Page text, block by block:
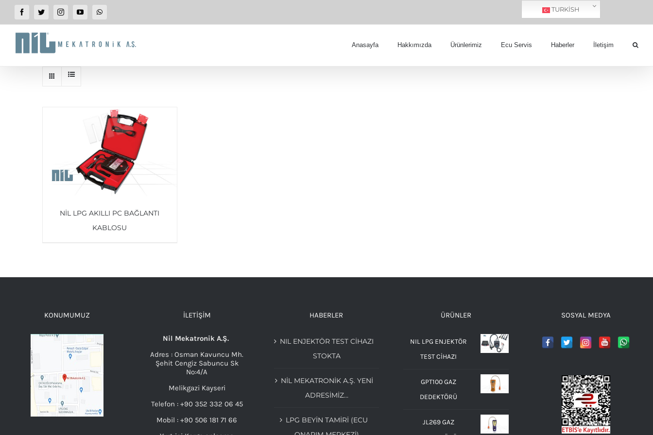
SKIP
CONTENT
FacebookTwitterInstagramYouTubeWhatsApp
Anasayfa Hakkımızda Ürünlerimiz Ecu Servis Haberler İletişim
NİL LPG AKILLI PC BAĞLANTI
KABLOSU
KONUMUMUZ İLETIŞIM
Nil Mekatronik A.Ş.
Adres : Osman Kavuncu Mh.
Şehit Cengiz Sabuncu Sk
No:4/A
Melikgazi Kayseri
Telefon : +90 352 332 06 45
Mobil : +90 506 181 71 66
HABERLER
NIL ENJEKTÖR TEST CİHAZI
STOKTA
NIL MEKATRONIK A.Ş. YENI
ADRESIMIZ…
LPG BEYIN TAMIRI (ECU
ÜRÜNLER
NIL LPG ENJEKTÖR
TEST CİHAZI
GPT100 GAZ
DEDEKTÖRÜ
JL269 GAZ
SOSYAL MEDYA
TURKISH